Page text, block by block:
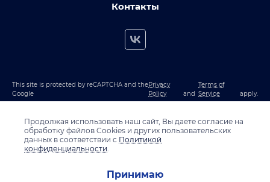
Контакты
This site is protected by reCAPTCHA and the
Google
Privacy
Policy
and
Terms of
Service
apply.
Продолжая использовать наш сайт, Вы даете согласие на
обработку файлов Cookies и других пользовательских
данных в соответствии с Политикой
конфиденциальности.
Принимаю